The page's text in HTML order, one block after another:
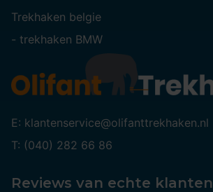
Trekhaken belgie
- trekhaken BMW
E: klantenservice@olifanttrekhaken.nl
T: (040) 282 66 86
Reviews van echte klanten